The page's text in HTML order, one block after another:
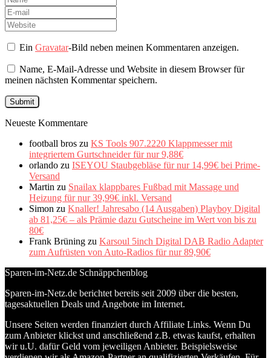
EinGravatar-Bild neben meinen Kommentaren anzeigen.
Name, E-Mail-Adresse und Website in diesem Browser für
meinen nächsten Kommentar speichern.
Neueste Kommentare
football bros zu KS Tools 907.2220 Klappmesser mit
integriertem Gurtschneider für nur 9,88€
orlando zu ISEYOU Staubgebläse für nur 14,99€ bei Prime-
Versand
Martin zu Snailax klappbares Fußbad mit Massage und
Heizung für nur 39,99€ inkl. Versand
Simon zu Knaller! Jahresabo (14 Ausgaben) Playboy Digital
ab 81,25€ – als Prämie dazu Gutscheine im Wert von bis zu
80€
Frank Brüning zu Karsoul 5inch Digital DAB Radio Adapter
zum Aufrüsten von Auto-Radios für nur 89,90€
Sparen-im-Netz.de Schnäppchenblog
Sparen-im-Netz.de berichtet bereits seit 2009 über die besten,
tagesaktuellen Deals und Angebote im Internet.
Unsere Seiten werden finanziert durch Affiliate Links. Wenn Du
zum Anbieter klickst und anschließend z.B. etwas kaufst, erhalten
wir u.U. dafür Geld vom jeweiligen Anbieter. Beispielsweise